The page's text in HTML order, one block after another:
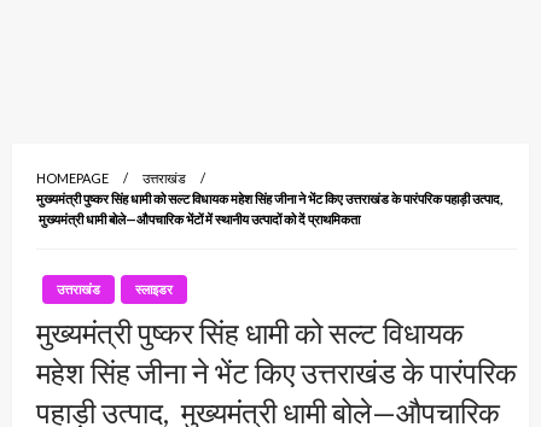
HOMEPAGE
उत्तराखंड
मुख्यमंत्री पुष्कर सिंह धामी को सल्ट विधायक महेश सिंह जीना ने भेंट किए उत्तराखंड के पारंपरिक पहाड़ी उत्पाद,
मुख्यमंत्री धामी बोले—औपचारिक भेंटों में स्थानीय उत्पादों को दें प्राथमिकता
उत्तराखंड स्लाइडर
मुख्यमंत्री पुष्कर सिंह धामी को सल्ट विधायक
महेश सिंह जीना ने भेंट किए उत्तराखंड के पारंपरिक
पहाड़ी उत्पाद, मुख्यमंत्री धामी बोले—औपचारिक